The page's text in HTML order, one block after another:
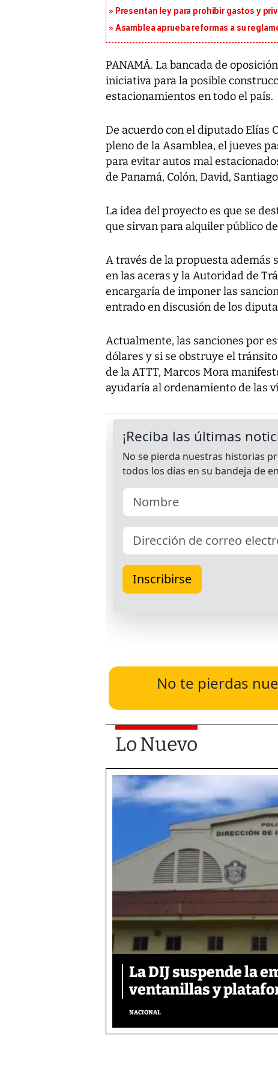
Presentan ley para prohibir gastos y
Asamblea aprueba reformas a su
PANAMÁ. La bancada de
iniciativa para la posible
estacionamientos en todo el país.
De acuerdo con el diputado Elías
pleno de la Asamblea, el jueves
para evitar autos mal
de Panamá, Colón, David,
La idea del proyecto es que se
que sirvan para alquiler público
A través de la propuesta además
en las aceras y la Autoridad de
encargaría de imponer las
entrado en discusión de los
Actualmente, las sanciones por
dólares y si se obstruye el
de la ATTT, Marcos Mora
ayudaría al ordenamiento de las
No te pierdas
Lo Nuevo
La DIJ suspende la
ventanillas y
NACIONAL